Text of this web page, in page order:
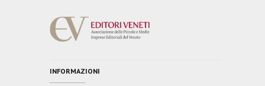
INFORMAZIONI